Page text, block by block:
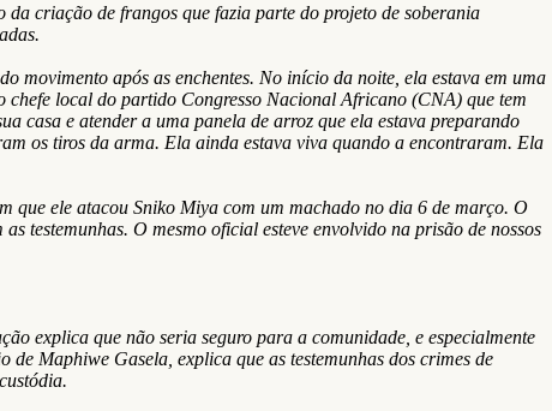
criação de frangos que fazia parte do projeto de soberania
movimento após as enchentes. No início da noite, ela estava em uma
local do partido Congresso Nacional Africano (CNA) que tem
casa e atender a uma panela de arroz que ela estava preparando
os tiros da arma. Ela ainda estava viva quando a encontraram. Ela
que ele atacou Sniko Miya com um machado no dia 6 de março. O
testemunhas. O mesmo oficial esteve envolvido na prisão de nossos
explica que não seria seguro para a comunidade, e especialmente
de Maphiwe Gasela, explica que as testemunhas dos crimes de